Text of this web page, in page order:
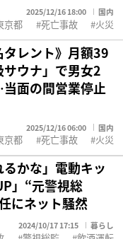
2025/12/16 18:00 国内
京都 死亡事故 火災
タレント》月額39
ウナ」で男女2
面の間営業停止
2025/12/16 06:00 国内
京都 死亡事故 火災
るかな」電動キッ
」“元警視総
にネット騒然
2024/10/17 17:15 暮らし